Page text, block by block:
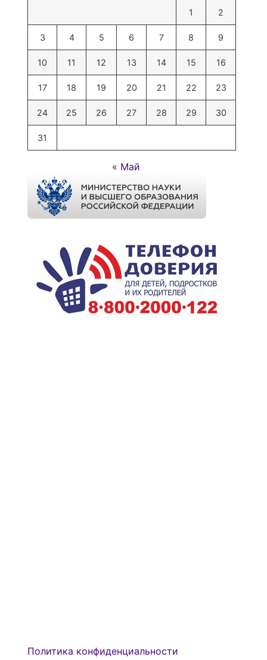
1 2
3 4 5 6 7 8 9
10 11 12 13 14 15 16
17 18 19 20 21 22 23
24 25 26 27 28 29 30
31
« Май
Политика конфиденциальности